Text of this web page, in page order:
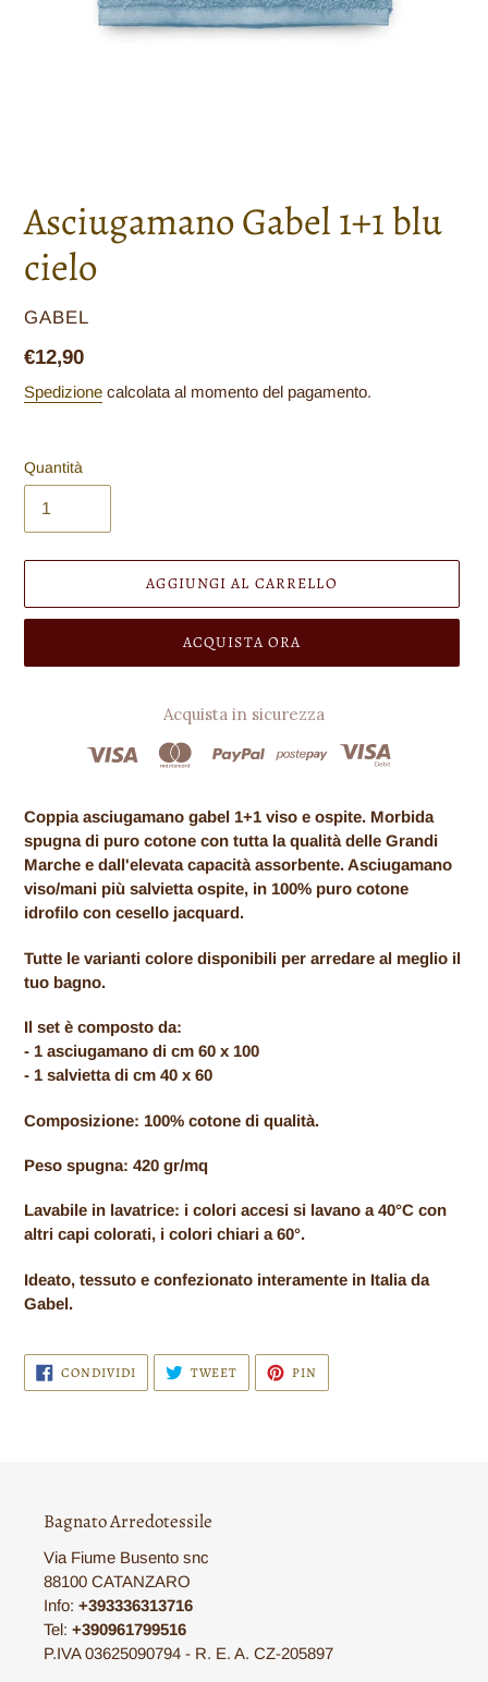
Asciugamano Gabel 1+1 blu
cielo
VENDITORE
GABEL
Prezzo
di
€12,90
Spedizione calcolata al momento del pagamento.
Quantità
AGGIUNGI AL CARRELLO
ACQUISTA ORA
Acquista in sicurezza
del
prodotto
nel
carrello
Coppia asciugamano gabel 1+1 viso e ospite. Morbida
spugna di puro cotone con tutta la qualità delle Grandi
Marche e dall'elevata capacità assorbente. Asciugamano
viso/mani più salvietta ospite, in 100% puro cotone
idrofilo con cesello jacquard.
Tutte le varianti colore disponibili per arredare al meglio il
tuo bagno.
Il set è composto da:
- 1 asciugamano di cm 60 x 100
- 1 salvietta di cm 40 x 60
Composizione: 100% cotone di qualità.
Peso spugna: 420 gr/mq
Lavabile in lavatrice: i colori accesi si lavano a 40°C con
altri capi colorati, i colori chiari a 60°.
Ideato, tessuto e confezionato interamente in Italia da
Gabel.
CONDIVIDICONDIVIDI
SU
FACEBOOK
TWEET TWITTA
TWITTER
PIN
PINTEREST
Bagnato Arredotessile
Via Fiume Busento snc
88100 CATANZARO
Info: +393336313716
Tel: +390961799516
P.IVA 03625090794 - R. E. A. CZ-205897